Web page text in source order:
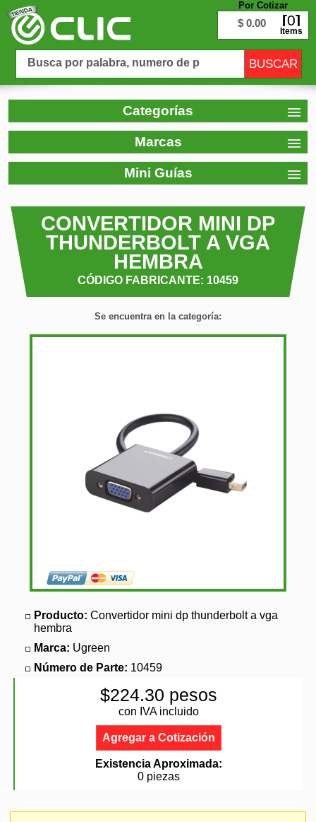
Por Cotizar
$ 0.00 0
Items
Categorías
Marcas
Mini Guías
CONVERTIDOR MINI DP
THUNDERBOLT A VGA
HEMBRA
CÓDIGO FABRICANTE: 10459
Se encuentra en la categoría:
Producto: Convertidor mini dp thunderbolt a vga
hembra
Marca: Ugreen
Número de Parte: 10459
$224.30 pesos
con IVA incluido
Agregar a Cotización
Existencia Aproximada:
0 piezas